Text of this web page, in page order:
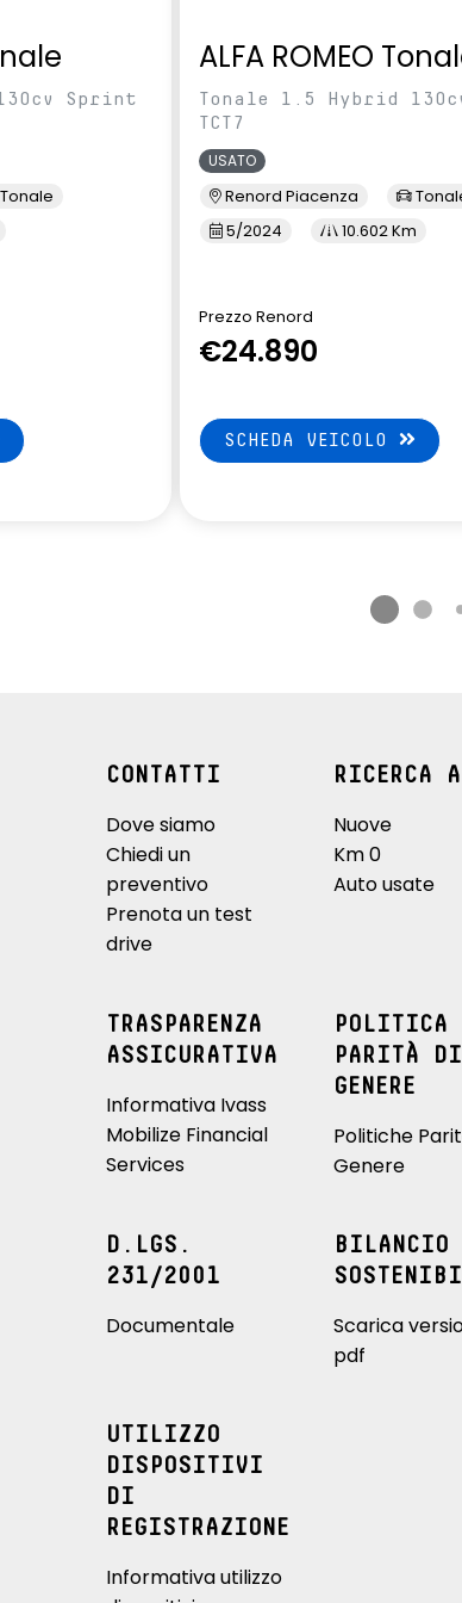
Sprint
Tonale
ALFA ROMEO
Tonale 1.5 Hybrid
TCT7
USATO
Renord Piacenza
5/2024
10.602 Km
Prezzo Renord
€24.890
SCHEDA VEICOLO
CONTATTI
Dove siamo
Chiedi un
preventivo
Prenota un test
drive
RICERCA
Nuove
Km 0
Auto usate
TRASPARENZA
ASSICURATIVA
Informativa Ivass
Mobilize Financial
Services
POLITICA
PARITÀ DI
GENERE
Politiche
Genere
D.LGS.
231/2001
Documentale
BILANCIO
Scarica
pdf
UTILIZZO
DISPOSITIVI
DI
REGISTRAZIONE
Informativa utilizzo